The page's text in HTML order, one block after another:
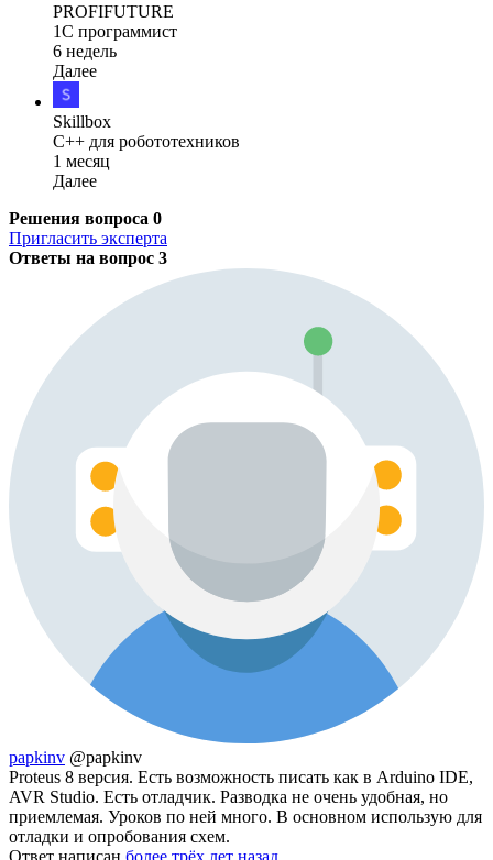
PROFIFUTURE
1С программист
6 недель
Далее
Skillbox
C++ для робототехников
1 месяц
Далее
Решения вопроса 0
Пригласить эксперта
Ответы на вопрос 3
papkinv @papkinv
Proteus 8 версия. Есть возможность писать как в Arduino IDE,
AVR Studio. Есть отладчик. Разводка не очень удобная, но
приемлемая. Уроков по ней много. В основном использую для
отладки и опробования схем.
Ответ написан более трёх лет назад